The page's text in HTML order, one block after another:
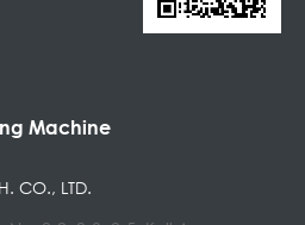
Machine
CO., LTD.